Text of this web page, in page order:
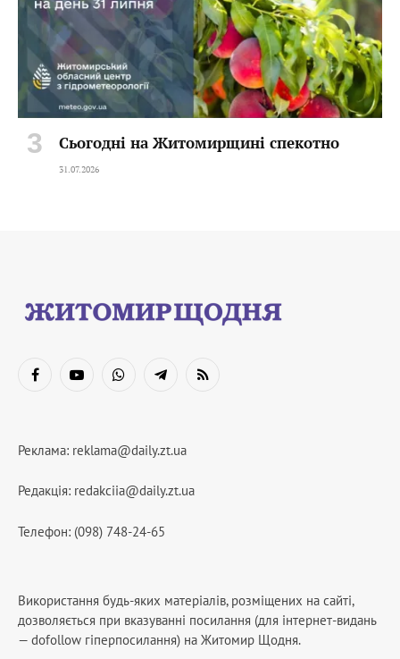
Сьогодні на Житомирщині спекотно
31.07.2026
FacebookYouTubeWhatsAppTelegramRSS
Реклама: reklama@daily.zt.ua
Редакція: redakciia@daily.zt.ua
Телефон: (098) 748-24-65
Використання будь-яких матеріалів, розміщених на сайті,
дозволяється при вказуванні посилання (для інтернет-видань
— dofollow гіперпосилання) на Житомир Щодня.